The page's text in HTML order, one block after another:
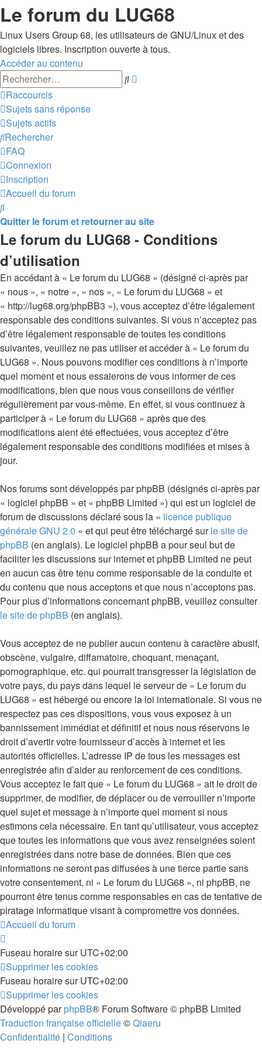
Le forum du LUG68
Linux Users Group 68, les utilisateurs de GNU/Linux et des
logiciels libres. Inscription ouverte à tous.
Accéder au contenu
Rechercher
Raccourcis
Sujets sans réponse
Sujets actifs
Rechercher
FAQ
Connexion
Inscription
Accueil du forum
Rechercher
Quitter le forum et retourner au site
Le forum du LUG68 - Conditions
d’utilisation
En accédant à « Le forum du LUG68 » (désigné ci-après par
« nous », « notre », « nos », « Le forum du LUG68 » et
« http://lug68.org/phpBB3 »), vous acceptez d’être légalement
responsable des conditions suivantes. Si vous n’acceptez pas
d’être légalement responsable de toutes les conditions
suivantes, veuillez ne pas utiliser et accéder à « Le forum du
LUG68 ». Nous pouvons modifier ces conditions à n’importe
quel moment et nous essaierons de vous informer de ces
modifications, bien que nous vous conseillons de vérifier
régulièrement par vous-même. En effet, si vous continuez à
participer à « Le forum du LUG68 » après que des
modifications aient été effectuées, vous acceptez d’être
légalement responsable des conditions modifiées et mises à
jour.
Nos forums sont développés par phpBB (désignés ci-après par
« logiciel phpBB » et « phpBB Limited ») qui est un logiciel de
forum de discussions déclaré sous la « licence publique
générale GNU 2.0 » et qui peut être téléchargé surle site de
phpBB (en anglais). Le logiciel phpBB a pour seul but de
faciliter les discussions sur internet et phpBB Limited ne peut
en aucun cas être tenu comme responsable de la conduite et
du contenu que nous acceptons et que nous n’acceptons pas.
Pour plus d’informations concernant phpBB, veuillez consulter
le site de phpBB (en anglais).
Vous acceptez de ne publier aucun contenu à caractère abusif,
obscène, vulgaire, diffamatoire, choquant, menaçant,
pornographique, etc. qui pourrait transgresser la législation de
votre pays, du pays dans lequel le serveur de « Le forum du
LUG68 » est hébergé ou encore la loi internationale. Si vous ne
respectez pas ces dispositions, vous vous exposez à un
bannissement immédiat et définitif et nous nous réservons le
droit d’avertir votre fournisseur d’accès à internet et les
autorités officielles. L’adresse IP de tous les messages est
enregistrée afin d’aider au renforcement de ces conditions.
Vous acceptez le fait que « Le forum du LUG68 » ait le droit de
supprimer, de modifier, de déplacer ou de verrouiller n’importe
quel sujet et message à n’importe quel moment si nous
estimons cela nécessaire. En tant qu’utilisateur, vous acceptez
que toutes les informations que vous avez renseignées soient
enregistrées dans notre base de données. Bien que ces
informations ne seront pas diffusées à une tierce partie sans
votre consentement, ni « Le forum du LUG68 », ni phpBB, ne
pourront être tenus comme responsables en cas de tentative de
piratage informatique visant à compromettre vos données.
Accueil du forum
Fuseau horaire surUTC+02:00
Supprimer les cookies
Fuseau horaire surUTC+02:00
Supprimer les cookies
Développé parphpBB® Forum Software © phpBB Limited
Traduction française officielle©Qiaeru
Confidentialité | Conditions